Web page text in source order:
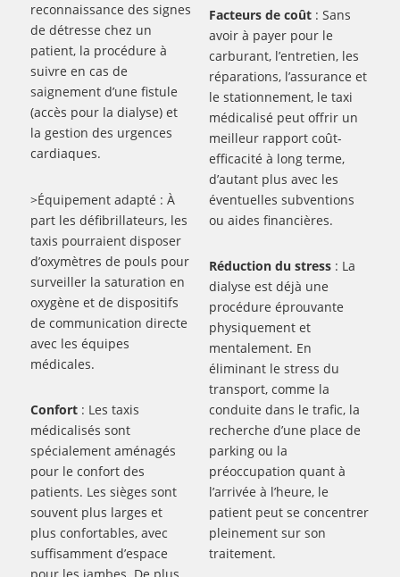
reconnaissance des signes
de détresse chez un
patient, la procédure à
suivre en cas de
saignement d’une fistule
(accès pour la dialyse) et
la gestion des urgences
cardiaques.
>Équipement adapté : À
part les défibrillateurs, les
taxis pourraient disposer
d’oxymètres de pouls pour
surveiller la saturation en
oxygène et de dispositifs
de communication directe
avec les équipes
médicales.
Confort: Les taxis
médicalisés sont
spécialement aménagés
pour le confort des
patients. Les sièges sont
souvent plus larges et
plus confortables, avec
suffisamment d’espace
Facteurs de coût: Sans
avoir à payer pour le
carburant, l’entretien, les
réparations, l’assurance et
le stationnement, le taxi
médicalisé peut offrir un
meilleur rapport coût-
efficacité à long terme,
d’autant plus avec les
éventuelles subventions
ou aides financières.
Réduction du stress: La
dialyse est déjà une
procédure éprouvante
physiquement et
mentalement. En
éliminant le stress du
transport, comme la
conduite dans le trafic, la
recherche d’une place de
parking ou la
préoccupation quant à
l’arrivée à l’heure, le
patient peut se concentrer
pleinement sur son
traitement.